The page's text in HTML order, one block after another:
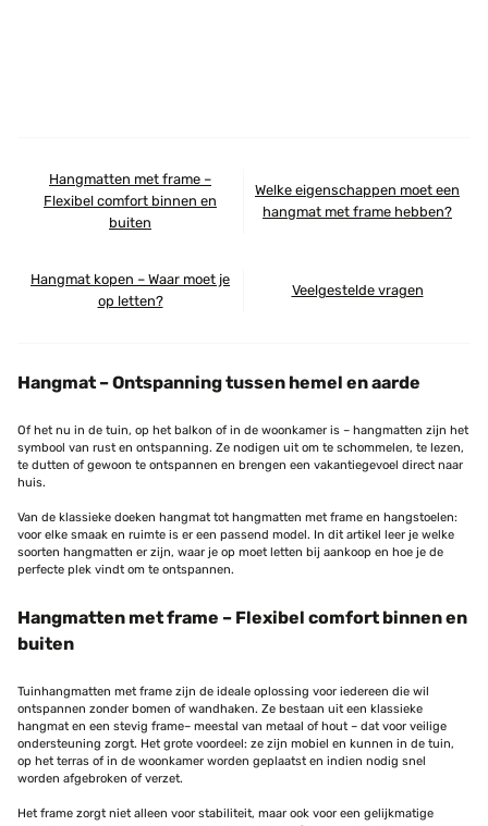
Hangmatten met frame –
Flexibel comfort binnen en
buiten
Welke eigenschappen moet een
hangmat met frame hebben?
Hangmat kopen – Waar moet je
op letten?
Veelgestelde vragen
Hangmat – Ontspanning tussen hemel en aarde
Of het nu in de tuin, op het balkon of in de woonkamer is – hangmatten zijn het
symbool van rust en ontspanning. Ze nodigen uit om te schommelen, te lezen,
te dutten of gewoon te ontspannen en brengen een vakantiegevoel direct naar
huis.
Van de klassieke doeken hangmat tot hangmatten met frame en hangstoelen:
voor elke smaak en ruimte is er een passend model. In dit artikel leer je welke
soorten hangmatten er zijn, waar je op moet letten bij aankoop en hoe je de
perfecte plek vindt om te ontspannen.
Hangmatten met frame – Flexibel comfort binnen en
buiten
Tuinhangmatten met frame zijn de ideale oplossing voor iedereen die wil
ontspannen zonder bomen of wandhaken. Ze bestaan uit een klassieke
hangmat en een stevig frame– meestal van metaal of hout – dat voor veilige
ondersteuning zorgt. Het grote voordeel: ze zijn mobiel en kunnen in de tuin,
op het terras of in de woonkamer worden geplaatst en indien nodig snel
worden afgebroken of verzet.
Het frame zorgt niet alleen voor stabiliteit, maar ook voor een gelijkmatige